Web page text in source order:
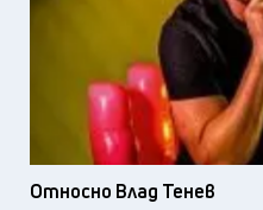
Относно Влад Тенев